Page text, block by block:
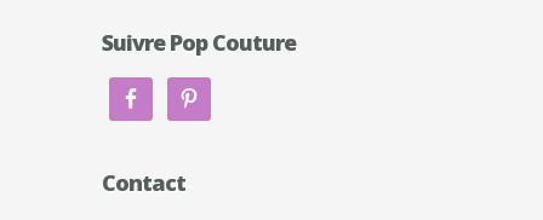
Suivre Pop Couture
Contact